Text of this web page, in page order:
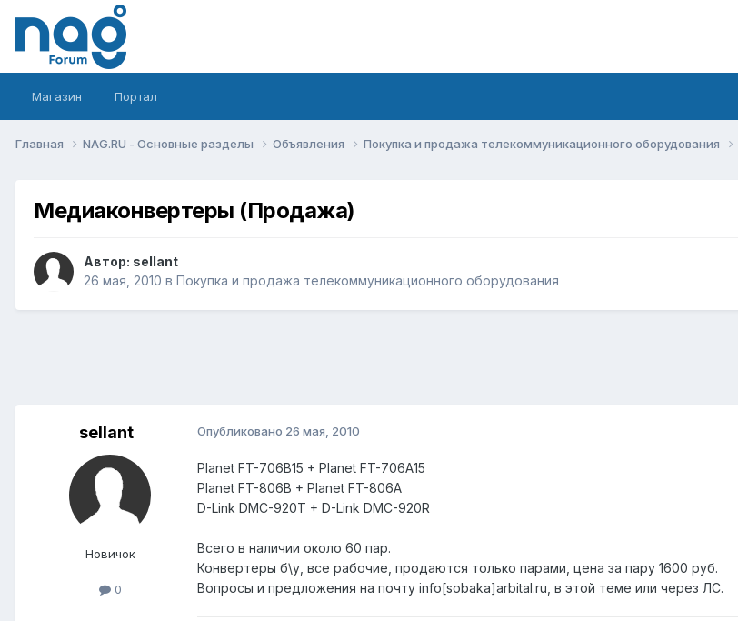
Магазин Портал
Главная NAG.RU - Основные разделы Объявления Покупка и продажа телекоммуникационного оборудования
Медиаконвертеры (Продажа)
Автор: sellant
26 мая, 2010 в Покупка и продажа телекоммуникационного оборудования
sellant
Новичок
0
Опубликовано 26 мая, 2010
Planet FT-706B15 + Planet FT-706A15
Planet FT-806B + Planet FT-806A
D-Link DMC-920T + D-Link DMC-920R
Всего в наличии около 60 пар.
Конвертеры б\у, все рабочие, продаются только парами, цена за пару 1600 руб.
Вопросы и предложения на почту info[sobaka]arbital.ru, в этой теме или через ЛС.